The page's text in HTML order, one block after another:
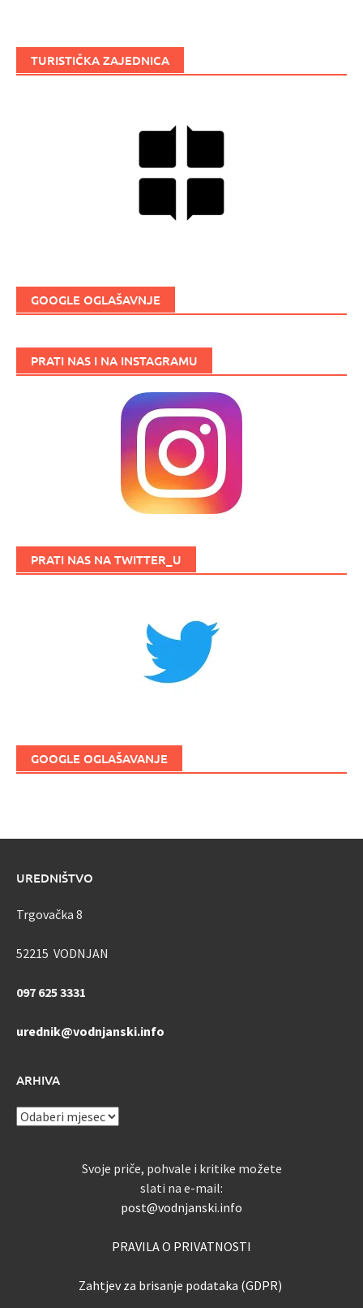
TURISTIČKA ZAJEDNICA
GOOGLE OGLAŠAVNJE
PRATI NAS I NA INSTAGRAMU
PRATI NAS NA TWITTER_U
GOOGLE OGLAŠAVANJE
UREDNIŠTVO
Trgovačka 8
52215 VODNJAN
097 625 3331
urednik@vodnjanski.info
ARHIVA
ARHIVA
Svoje priče, pohvale i kritike možete
slati na e-mail:
post@vodnjanski.info
PRAVILA O PRIVATNOSTI
Zahtjev za brisanje podataka (GDPR)